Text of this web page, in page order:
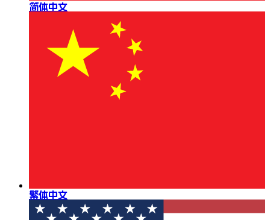
简体中文
繁体中文